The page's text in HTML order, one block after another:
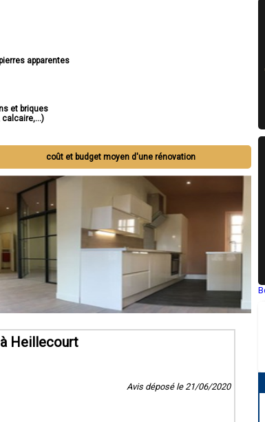
apparentes
et briques
calcaire,...)
coût et budget moyen d'une rénovation
Heillecourt
Avis déposé le 21/06/2020